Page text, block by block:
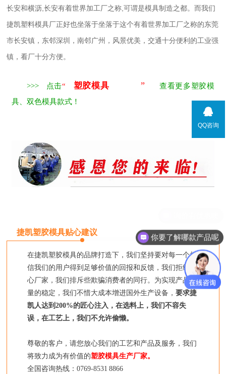
长安和横沥,长安有着世界加工厂之称,可谓是模具制造之都。而我们
捷凯塑料模具厂正好也坐落于坐落于这个有着世界加工厂之称的东莞
市长安镇，东邻深圳，南邻广州，风景优美，交通十分便利的工业强
镇，看厂十分方便。
>>> 点击“ 塑胶模具 ”
查看更多塑胶模
具、双色模具款式！
捷凯塑胶模具贴心建议
在捷凯塑胶模具的品牌打造下，我们坚持要对每一个相
信我们的用户得到足够价值的回报和反馈，我们拒绝黑
心厂家，我们排斥些欺骗消费者的同行。为实现产品质
量的稳定，我们不惜大成本增进国外生产设备， 要求捷
凯人达到200%的匠心注入，在选料上，我们不容失
误，在工艺上，我们不允许偷懒。
尊敬的客户，请您放心我们的工艺和产品及服务，我们
将致力成为有价值的塑胶模具生产厂家。
全国咨询热线：0769-8531 8866
QQ咨询
你要了解哪款产品呢